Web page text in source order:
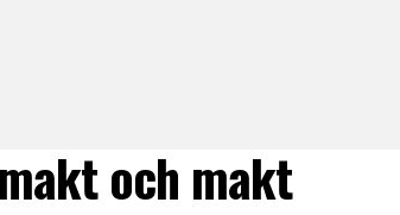
och makt